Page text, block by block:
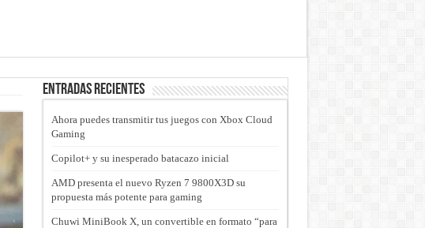
Entradas recientes
Ahora puedes transmitir tus juegos con Xbox Cloud
Gaming
Copilot+ y su inesperado batacazo inicial
AMD presenta el nuevo Ryzen 7 9800X3D su
propuesta más potente para gaming
Chuwi MiniBook X, un convertible en formato “para